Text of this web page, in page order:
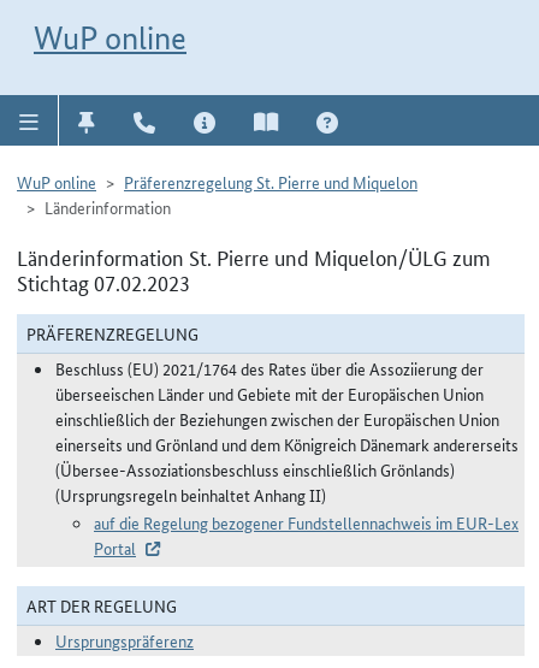
WuP online
WuP online
Präferenzregelung St. Pierre und Miquelon
Länderinformation
Länderinformation St. Pierre und Miquelon/ÜLG zum
Stichtag 07.02.2023
PRÄFERENZREGELUNG
Beschluss (EU) 2021/1764 des Rates über die Assoziierung der
überseeischen Länder und Gebiete mit der Europäischen Union
einschließlich der Beziehungen zwischen der Europäischen Union
einerseits und Grönland und dem Königreich Dänemark andererseits
(Übersee-Assoziationsbeschluss einschließlich Grönlands)
(Ursprungsregeln beinhaltet Anhang II)
auf die Regelung bezogener Fundstellennachweis im EUR-Lex
Portal
ART DER REGELUNG
Ursprungspräferenz